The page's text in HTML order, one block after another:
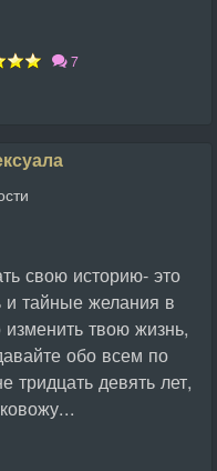
7
свою историю- это
и тайные желания в
твою жизнь,
обо всем по
тридцать девять лет,